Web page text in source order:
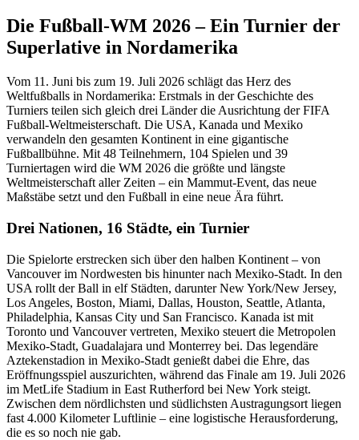
Die Fußball-WM 2026 – Ein Turnier der
Superlative in Nordamerika
Vom 11. Juni bis zum 19. Juli 2026 schlägt das Herz des
Weltfußballs in Nordamerika: Erstmals in der Geschichte des
Turniers teilen sich gleich drei Länder die Ausrichtung der FIFA
Fußball-Weltmeisterschaft. Die USA, Kanada und Mexiko
verwandeln den gesamten Kontinent in eine gigantische
Fußballbühne. Mit 48 Teilnehmern, 104 Spielen und 39
Turniertagen wird die WM 2026 die größte und längste
Weltmeisterschaft aller Zeiten – ein Mammut-Event, das neue
Maßstäbe setzt und den Fußball in eine neue Ära führt.
Drei Nationen, 16 Städte, ein Turnier
Die Spielorte erstrecken sich über den halben Kontinent – von
Vancouver im Nordwesten bis hinunter nach Mexiko-Stadt. In den
USA rollt der Ball in elf Städten, darunter New York/New Jersey,
Los Angeles, Boston, Miami, Dallas, Houston, Seattle, Atlanta,
Philadelphia, Kansas City und San Francisco. Kanada ist mit
Toronto und Vancouver vertreten, Mexiko steuert die Metropolen
Mexiko-Stadt, Guadalajara und Monterrey bei. Das legendäre
Aztekenstadion in Mexiko-Stadt genießt dabei die Ehre, das
Eröffnungsspiel auszurichten, während das Finale am 19. Juli 2026
im MetLife Stadium in East Rutherford bei New York steigt.
Zwischen dem nördlichsten und südlichsten Austragungsort liegen
fast 4.000 Kilometer Luftlinie – eine logistische Herausforderung,
die es so noch nie gab.